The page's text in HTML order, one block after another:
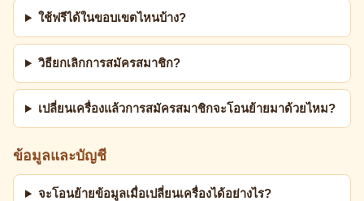
ใช้ฟรีได้ในขอบเขตไหนบ้าง?
วิธียกเลิกการสมัครสมาชิก?
เปลี่ยนเครื่องแล้วการสมัครสมาชิกจะโอนย้ายมาด้วยไหม?
ข้อมูลและบัญชี
จะโอนย้ายข้อมูลเมื่อเปลี่ยนเครื่องได้อย่างไร?